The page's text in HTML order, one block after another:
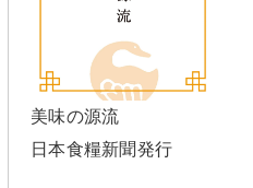
美味の源流
日本食糧新聞発行